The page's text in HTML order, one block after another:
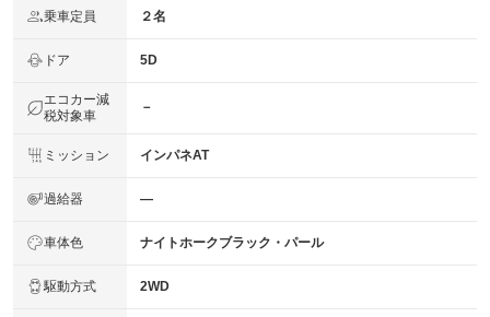
乗車定員 ２名
ドア 5D
エコカー減
税対象車
－
ミッション インパネAT
過給器 ―
車体色 ナイトホークブラック・パール
駆動方式 2WD